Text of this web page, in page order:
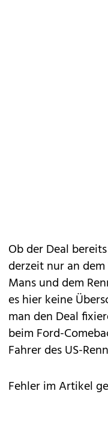
Ob der Deal
derzeit nur an
Mans und dem
es hier keine
man den Deal
beim Ford-
Fahrer des US-
Fehler im Artikel